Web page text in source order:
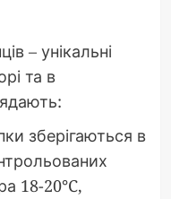
– унікальні
та в
зберігаються в
18-20°C,